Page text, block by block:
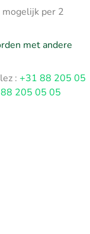
mogelijk per 2
met andere
:+31 88 205 05
205 05 05